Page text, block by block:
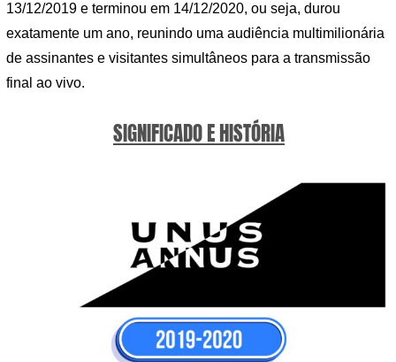
13/12/2019 e terminou em 14/12/2020, ou seja, durou
exatamente um ano, reunindo uma audiência multimilionária
de assinantes e visitantes simultâneos para a transmissão
final ao vivo.
SIGNIFICADO E HISTÓRIA